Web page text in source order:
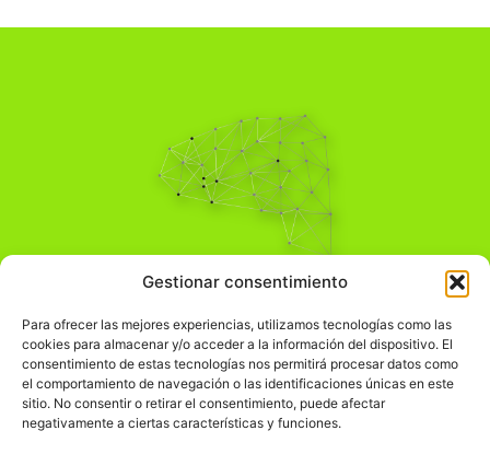
Gestionar consentimiento
Para ofrecer las mejores experiencias, utilizamos tecnologías como las
cookies para almacenar y/o acceder a la información del dispositivo. El
consentimiento de estas tecnologías nos permitirá procesar datos como
el comportamiento de navegación o las identificaciones únicas en este
sitio. No consentir o retirar el consentimiento, puede afectar
negativamente a ciertas características y funciones.
Pensamiento Crítico
Comprender el mundo para transformarlo.
Información Legal